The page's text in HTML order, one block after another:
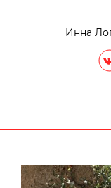
Инна